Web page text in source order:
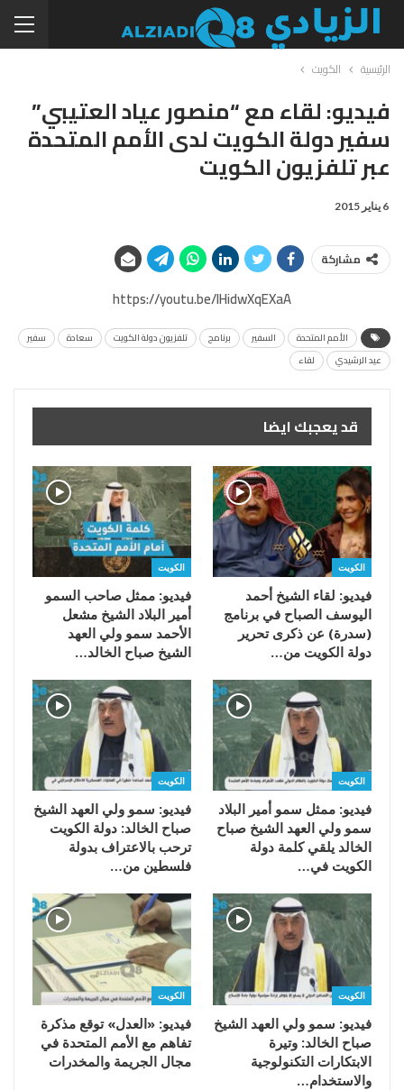
الرئيسية الكويت
فيديو: لقاء مع “منصور عياد العتيبي”
سفير دولة الكويت لدى الأمم المتحدة
عبر تلفزيون الكويت
6 يناير 2015
مشاركة
https://youtu.be/lHidwXqEXaA
الأمم المتحدة السفير برنامج تلفزيون دولة الكويت سعادة
سفير
عيد الرشيدي
لقاء
قد يعجبك ايضا
الكويت
فيديو: لقاء الشيخ أحمد
اليوسف الصباح في برنامج
(سدرة) عن ذكرى تحرير
دولة الكويت من…
الكويت
فيديو: ممثل صاحب السمو
أمير البلاد الشيخ مشعل
الأحمد سمو ولي العهد
الشيخ صباح الخالد…
الكويت
فيديو: ممثل سمو أمير البلاد
سمو ولي العهد الشيخ صباح
الخالد يلقي كلمة دولة
الكويت في…
الكويت
فيديو: سمو ولي العهد الشيخ
صباح الخالد: دولة الكويت
ترحب بالاعتراف بدولة
فلسطين من…
الكويت
فيديو: سمو ولي العهد الشيخ
صباح الخالد: وتيرة
الابتكارات التكنولوجية
والاستخدام…
الكويت
فيديو: «العدل» توقع مذكرة
تفاهم مع الأمم المتحدة في
مجال الجريمة والمخدرات